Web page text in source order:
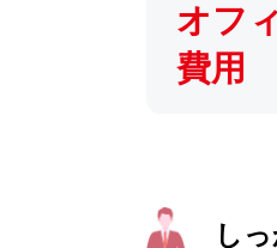
オフ
費用
し